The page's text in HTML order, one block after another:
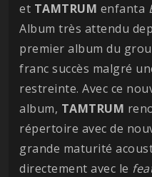
et TAMTRUM enfanta
Album très attendu
premier album du
franc succès malgré
restreinte. Avec ce
album, TAMTRUM
répertoire avec de
grande maturité
directement avec le